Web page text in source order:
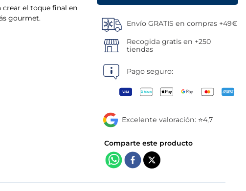
crear el toque final en
gourmet.
Envío GRATIS en compras +49€
Recogida gratis en +250
tiendas
Pago seguro:
Excelente valoración: ⭐4,7